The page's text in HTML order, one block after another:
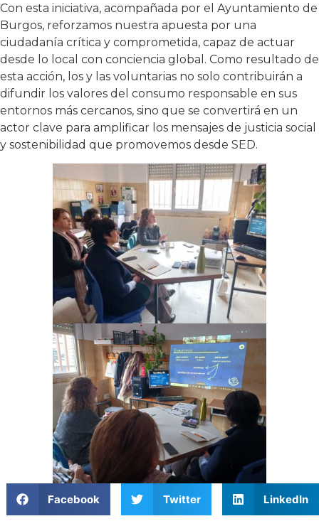
Con esta iniciativa, acompañada por el Ayuntamiento de
Burgos, reforzamos nuestra apuesta por una
ciudadanía crítica y comprometida, capaz de actuar
desde lo local con conciencia global. Como resultado de
esta acción, los y las voluntarias no solo contribuirán a
difundir los valores del consumo responsable en sus
entornos más cercanos, sino que se convertirá en un
actor clave para amplificar los mensajes de justicia social
y sostenibilidad que promovemos desde SED.
Facebook Twitter LinkedIn